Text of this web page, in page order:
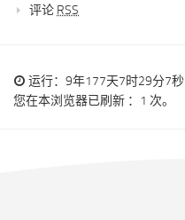
评论 RSS
运行：9年177天7时29分7秒
您在本浏览器已刷新 ：1 次。